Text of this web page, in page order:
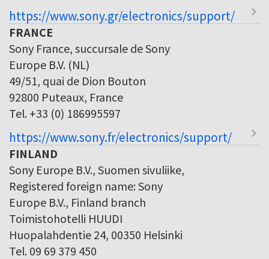
https://www.sony.gr/electronics/support/
FRANCE
Sony France, succursale de Sony
Europe B.V. (NL)
49/51, quai de Dion Bouton
92800 Puteaux, France
Tel. +33 (0) 186995597
https://www.sony.fr/electronics/support/
FINLAND
Sony Europe B.V., Suomen sivuliike,
Registered foreign name: Sony
Europe B.V., Finland branch
Toimistohotelli HUUDI
Huopalahdentie 24, 00350 Helsinki
Tel. 09 69 379 450